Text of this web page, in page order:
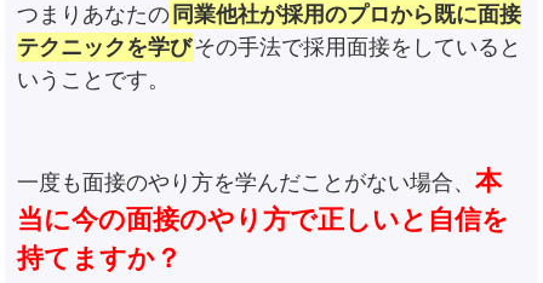
つまりあなたの 同業他社が採用のプロから既に面接
テクニックを学びその手法で採用面接をしていると
いうことです。
一度も面接のやり方を学んだことがない場合、本
当に今の面接のやり方で正しいと自信を
持てますか？